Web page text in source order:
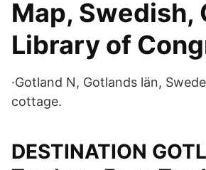
Map, Swedish,
Library of
·Gotland N, Gotlands län,
cottage.
DESTINATION